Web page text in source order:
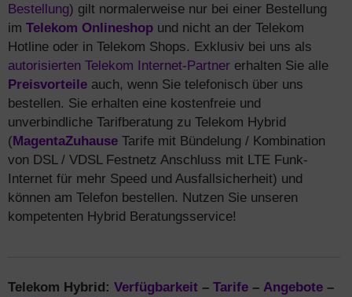
Bestellung) gilt normalerweise nur bei einer Bestellung
im Telekom Onlineshop und nicht an der Telekom
Hotline oder in Telekom Shops. Exklusiv bei uns als
autorisierten Telekom Internet-Partner erhalten Sie alle
Preisvorteile auch, wenn Sie telefonisch über uns
bestellen. Sie erhalten eine kostenfreie und
unverbindliche Tarifberatung zu Telekom Hybrid
(MagentaZuhause Tarife mit Bündelung / Kombination
von DSL / VDSL Festnetz Anschluss mit LTE Funk-
Internet für mehr Speed und Ausfallsicherheit) und
können am Telefon bestellen. Nutzen Sie unseren
kompetenten Hybrid Beratungsservice!
Telekom Hybrid: Verfügbarkeit – Tarife – Angebote –